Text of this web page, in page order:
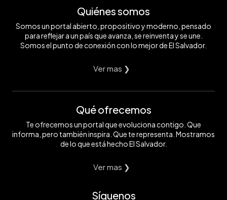
Quiénes somos
Somos un portal abierto, propositivo y moderno, pensado
para reflejar a un país que avanza, se reinventa y se une.
Somos el punto de conexión con lo mejor de El Salvador.
Ver mas ❯
Qué ofrecemos
Te ofrecemos un portal que evoluciona contigo. Que
informa, pero también inspira. Que te representa. Mostramos
de lo que está hecho El Salvador.
Ver mas ❯
Síguenos